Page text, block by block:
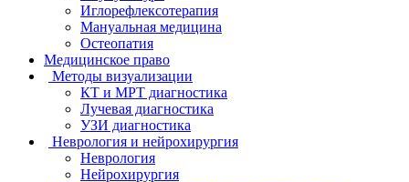
Иглорефлексотерапия
Мануальная медицина
Остеопатия
Медицинское право
Методы визуализации
КТ и МРТ диагностика
Лучевая диагностика
УЗИ диагностика
Неврология и нейрохирургия
Неврология
Нейрохирургия